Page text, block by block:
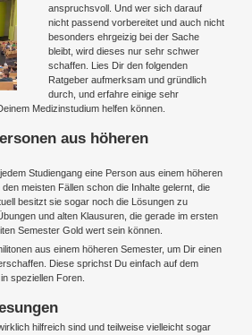
anspruchsvoll. Und wer sich darauf
nicht passend vorbereitet und auch nicht
besonders ehrgeizig bei der Sache
bleibt, wird dieses nur sehr schwer
schaffen. Lies Dir den folgenden
Ratgeber aufmerksam und gründlich
durch, und erfahre einige sehr
Medizinstudium helfen können.
aus höheren
Studiengang eine Person aus einem höheren
meisten Fällen schon die Inhalte gelernt, die
besitzt sie sogar noch die Lösungen zu
und alten Klausuren, die gerade im ersten
Semester Gold wert sein können.
aus einem höheren Semester, um Dir einen
Diese sprichst Du einfach auf dem
speziellen Foren.
hilfreich sind und teilweise vielleicht sogar